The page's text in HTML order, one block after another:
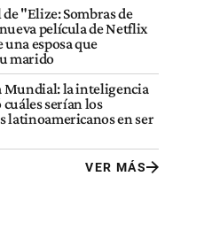
"Elize: Sombras de
película de Netflix
una esposa que
marido
Mundial: la inteligencia
serían los
latinoamericanos en ser
VER MÁS